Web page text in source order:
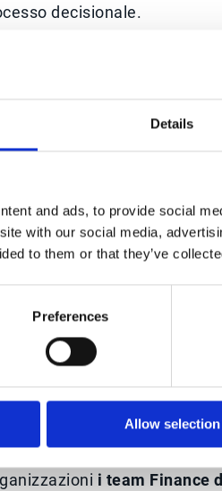
Details
and ads, to provide social
with our social media,
to them or that they’ve
Preferences
Allow selection
decisionale.
più a stretto contatto con
e alla definizione di
l’automazione dei
la
nella trasformazione
rapidamente un collo di
dove la
un elevato carico di
business tende quindi a
i team Finance